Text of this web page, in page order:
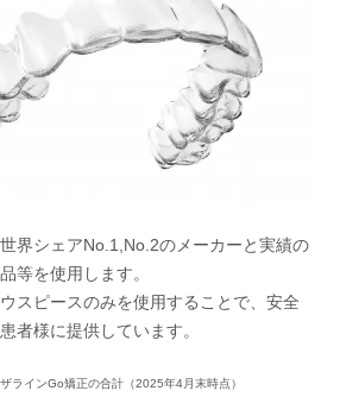
界シェアNo.1,No.2のメーカーと実績の
等を使用します。
スピースのみを使用することで、安全
者様に提供しています。
ラインGo矯正の合計（2025年4月末時点）